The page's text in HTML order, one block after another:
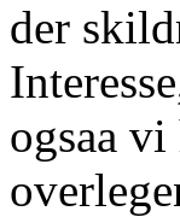
der
ogsaa